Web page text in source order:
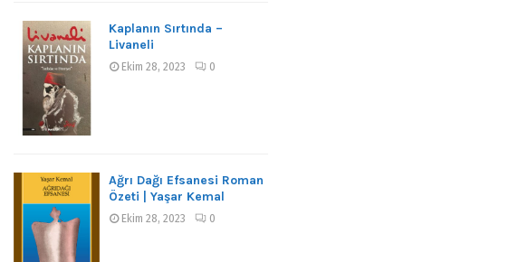
Kaplanın Sırtında –
Livaneli
Ekim 28, 2023 0
Ağrı Dağı Efsanesi Roman
Özeti | Yaşar Kemal
Ekim 28, 2023 0